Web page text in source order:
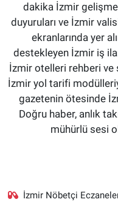
dakika İzmir
duyuruları ve İzmir
ekranlarında yer
destekleyen İzmir iş
İzmir otelleri rehberi ve
İzmir yol tarifi
gazetenin ötesinde
Doğru haber, anlık
mühürlü sesi
İzmir Nöbetçi